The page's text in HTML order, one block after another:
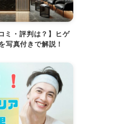
ミ・評判は？】ヒゲ
写真付きで解説！